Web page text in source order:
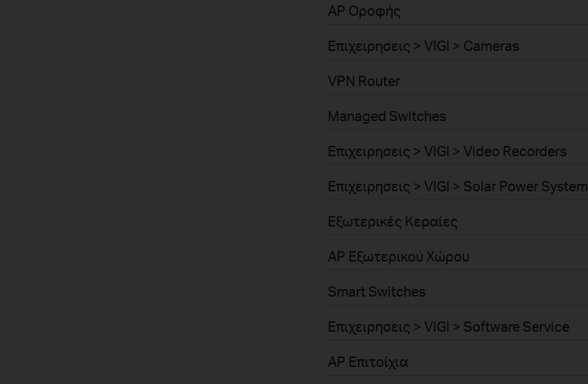
AP Οροφής
Επιχειρησεις > VIGI > Cameras
VPN Router
Managed Switches
Επιχειρησεις > VIGI > Video Recorders
Επιχειρησεις > VIGI > Solar Power System
Εξωτερικές Κεραίες
AP Εξωτερικού Χώρου
Smart Switches
Επιχειρησεις > VIGI > Software Service
AP Επιτοίχια